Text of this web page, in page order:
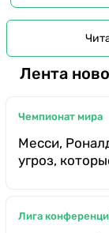
Лента
Чемпионат мира
Месси,
угроз,
Лига